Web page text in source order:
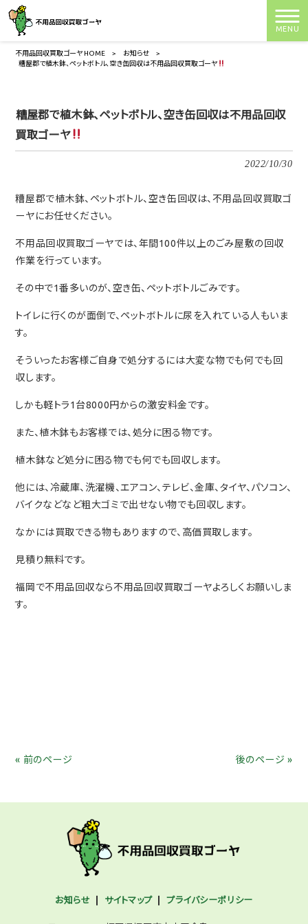
MENU
不用品回収買取ゴーヤ HOME > お知らせ
>
糟屋郡で植木鉢、ペットボトル、空き缶回収は不用品回収買取ゴーヤ
糟屋郡で植木鉢、ペットボトル、空き缶回収は不用品回収
買取ゴーヤ
2022/10/30
糟屋郡で植木鉢、ペットボトル、空き缶回収は、不用品回収買取ゴ
ーヤにお任せください。
不用品回収買取ゴーヤでは、年間100件以上のごみ屋敷の回収
作業を行っています。
その中で1番多いのが、空き缶、ペットボトルごみです。
トイレに行くのが面倒で、ペットボトルに尿を入れている人もいま
す。
そういったお客様ご自身で処分するには大変な物でも何でも回
収します。
しかも軽トラ1台8000円からの激安料金です。
また、植木鉢もお客様では、処分に困る物です。
植木鉢など処分に困る物でも何でも回収します。
他には、冷蔵庫、洗濯機、エアコン、テレビ、金庫、タイヤ、パソコン、
バイクなどなど粗大ゴミで出せない物でも回収します。
なかには買取できる物もありますので、高価買取します。
見積り無料です。
福岡で不用品回収なら不用品回収買取ゴーヤよろしくお願いしま
す。
« 前のページ 後のページ »
お知らせ サイトマップ プライバシーポリシー